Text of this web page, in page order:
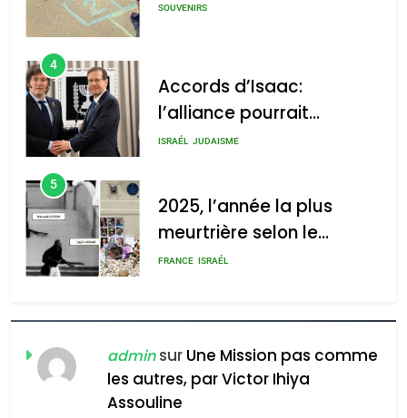
GPO
2025, l’année la plus
meurtrière selon le rapport
d’ADL contre
l’antisémitisme
admin 0
SOUVENIRS
4
Accords d’Isaac:
l’alliance pourrait
s’étendre à 13 pays
ISRAÉL JUDAISME
5
2025, l’année la plus
meurtrière selon le
rapport d’ADL contre
FRANCE ISRAÉL
FIÈRE, DIGNE ET RÉSILIENTE :
POURQUOI JE REVENDIQUE
MA JUDAÏTE par Thérèse
Zrihen-Dvir
ISRAÉL JUDAISME
adminsur Une Mission pas comme
les autres, par Victor Ihiya
Assouline